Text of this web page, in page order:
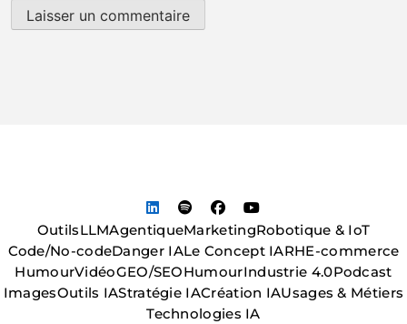
OutilsLLMAgentiqueMarketingRobotique & IoT
Code/No-codeDanger IALe Concept IARHE-commerce
HumourVidéoGEO/SEOHumourIndustrie 4.0Podcast
ImagesOutils IAStratégie IACréation IAUsages & Métiers
Technologies IA